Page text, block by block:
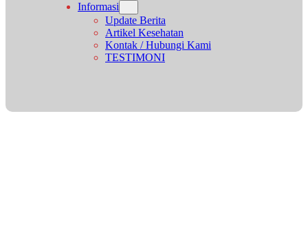
Informasi
Update Berita
Artikel Kesehatan
Kontak / Hubungi Kami
TESTIMONI